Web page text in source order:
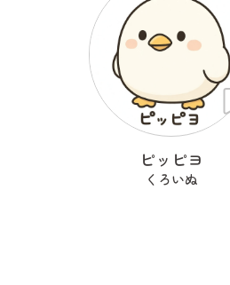
ピッピヨ
くろいぬ